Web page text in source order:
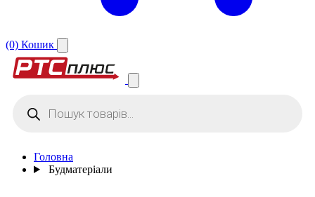
(0) Кошик
search
Головна
Будматеріали